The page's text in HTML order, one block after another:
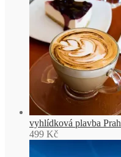
vyhlídková plavba
499 Kč